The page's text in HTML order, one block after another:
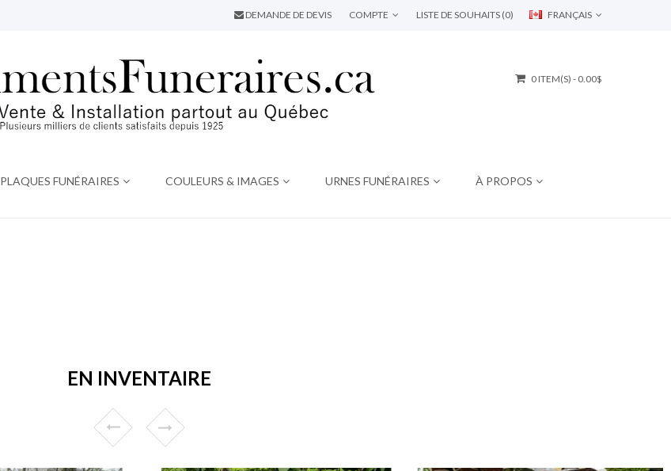
FRANÇAIS
DEMANDE DE DEVIS COMPTE LISTE DE SOUHAITS (0)
0 ITEM(S) - 0.00$
PLAQUES FUNÉRAIRES COULEURS & IMAGES URNES FUNÉRAIRES À PROPOS
EN INVENTAIRE